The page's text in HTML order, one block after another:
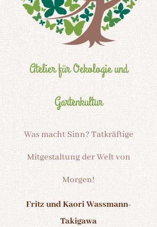
Atelier für Oekologie und
Gartenkultur
Was macht Sinn? Tatkräftige
Mitgestaltung der Welt von
Morgen!
Fritz und Kaori Wassmann-
Takigawa